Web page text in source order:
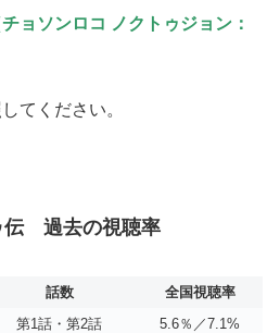
ョソンロコ ノクトゥジョン：
てください。
伝 過去の視聴率
話数
全国視聴率
第1話・第2話
5.6％／7.1%